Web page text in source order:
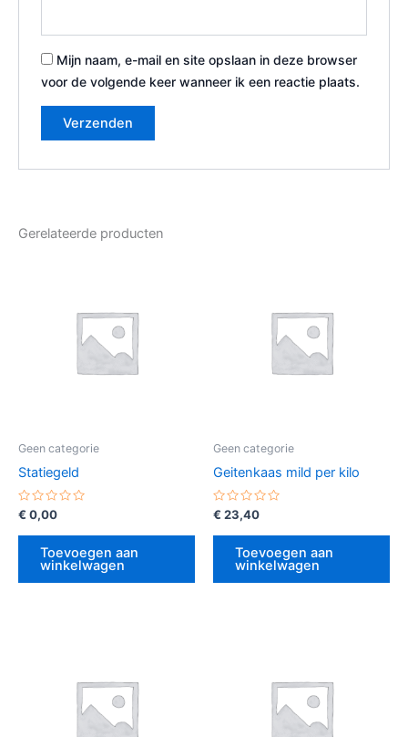
Mijn naam, e-mail en site opslaan in deze browser
voor de volgende keer wanneer ik een reactie plaats.
Gerelateerde producten
Geen categorie
Statiegeld
Gewaardeerd
uit
€ 0,00
Toevoegen aan
winkelwagen
Geen categorie
Geitenkaas mild per kilo
Gewaardeerd
uit
€ 23,40
Toevoegen aan
winkelwagen